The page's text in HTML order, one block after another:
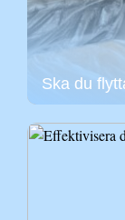
Ska du